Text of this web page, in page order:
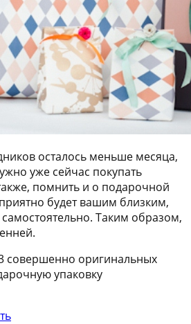
осталось меньше месяца,
уже сейчас покупать
помнить и о подарочной
будет вашим близким,
самостоятельно. Таким образом,
совершенно оригинальных
упаковку